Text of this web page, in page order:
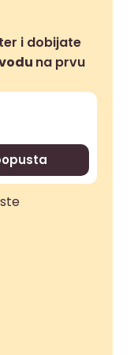
i dobijate
na prvu